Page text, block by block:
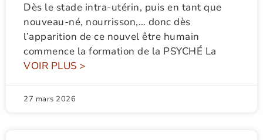
Dès le stade intra-utérin, puis en tant que
nouveau-né, nourrisson,… donc dès
l’apparition de ce nouvel être humain
commence la formation de la PSYCHÉ La
VOIR PLUS >
27 mars 2026